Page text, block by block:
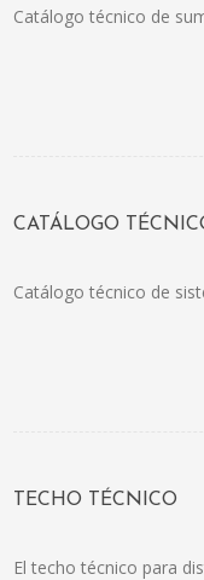
Catálogo técnico de
CATÁLOGO
Catálogo técnico de
TECHO TÉCNICO
El techo técnico para